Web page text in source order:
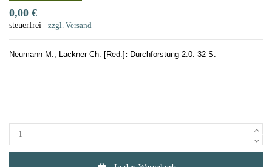
0,00 €
steuerfrei zzgl. Versand
Neumann M., Lackner Ch. [Red.]: Durchforstung 2.0. 32 S.